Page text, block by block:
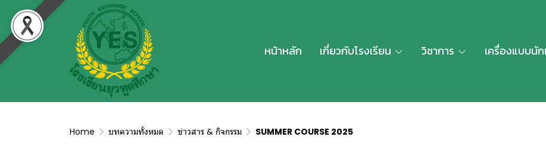
หน้าหลัก เกี่ยวกับโรงเรียน วิชาการ เครื่องแบบนัก
Home บทความทั้งหมด ข่าวสาร & กิจกรรม SUMMER COURSE 2025